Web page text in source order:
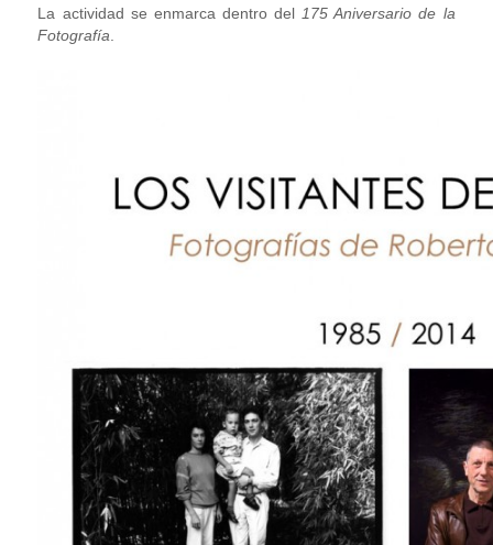
La actividad se enmarca dentro del 175 Aniversario de la
Fotografía